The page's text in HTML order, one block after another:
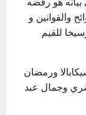
والقوانين و
للقيم
ورمضان
وجمال عبد